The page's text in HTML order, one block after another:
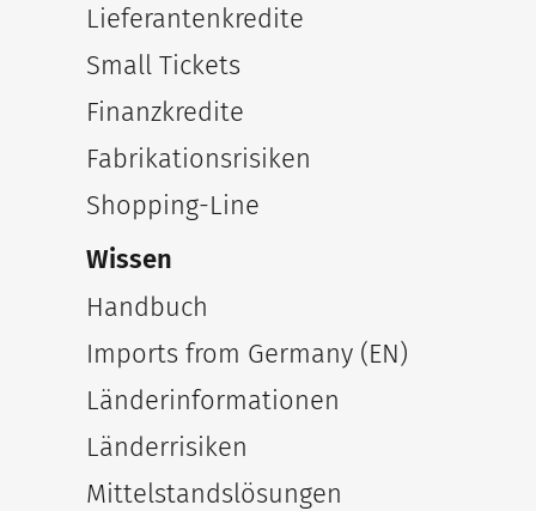
Lieferantenkredite
Small Tickets
Finanzkredite
Fabrikationsrisiken
Shopping-Line
Wissen
Handbuch
Imports from Germany (EN)
Länderinformationen
Länderrisiken
Mittelstandslösungen